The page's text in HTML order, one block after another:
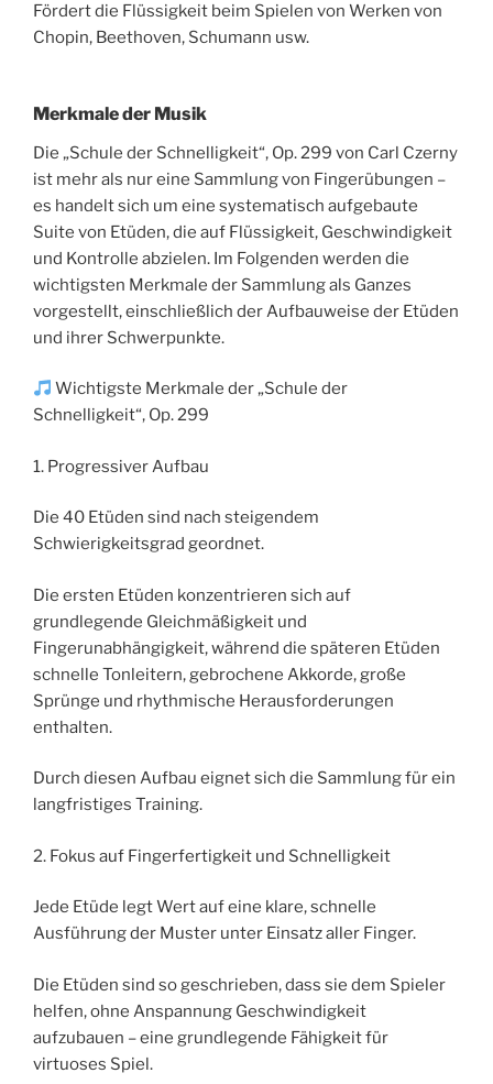
Fördert die Flüssigkeit beim Spielen von Werken von
Chopin, Beethoven, Schumann usw.
Merkmale der Musik
Die „Schule der Schnelligkeit“, Op. 299 von Carl Czerny
ist mehr als nur eine Sammlung von Fingerübungen –
es handelt sich um eine systematisch aufgebaute
Suite von Etüden, die auf Flüssigkeit, Geschwindigkeit
und Kontrolle abzielen. Im Folgenden werden die
wichtigsten Merkmale der Sammlung als Ganzes
vorgestellt, einschließlich der Aufbauweise der Etüden
und ihrer Schwerpunkte.
Wichtigste Merkmale der „Schule der
Schnelligkeit“, Op. 299
1. Progressiver Aufbau
Die 40 Etüden sind nach steigendem
Schwierigkeitsgrad geordnet.
Die ersten Etüden konzentrieren sich auf
grundlegende Gleichmäßigkeit und
Fingerunabhängigkeit, während die späteren Etüden
schnelle Tonleitern, gebrochene Akkorde, große
Sprünge und rhythmische Herausforderungen
enthalten.
Durch diesen Aufbau eignet sich die Sammlung für ein
langfristiges Training.
2. Fokus auf Fingerfertigkeit und Schnelligkeit
Jede Etüde legt Wert auf eine klare, schnelle
Ausführung der Muster unter Einsatz aller Finger.
Die Etüden sind so geschrieben, dass sie dem Spieler
helfen, ohne Anspannung Geschwindigkeit
aufzubauen – eine grundlegende Fähigkeit für
virtuoses Spiel.